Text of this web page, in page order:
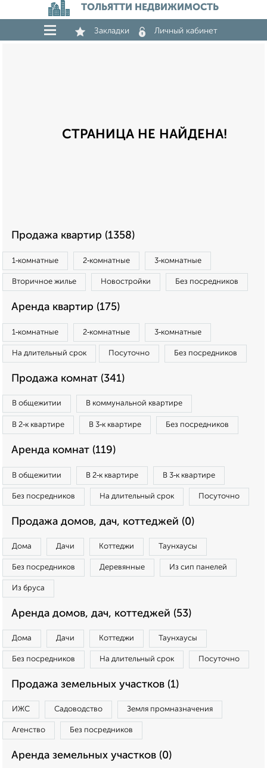
ТОЛЬЯТТИ НЕДВИЖИМОСТЬ
Закладки Личный кабинет
СТРАНИЦА НЕ НАЙДЕНА!
Продажа квартир (1358)
1‑комнатные 2‑комнатные 3‑комнатные
Вторичное жилье Новостройки Без посредников
Аренда квартир (175)
1‑комнатные 2‑комнатные 3‑комнатные
На длительный срок Посуточно Без посредников
Продажа комнат (341)
В общежитии В коммунальной квартире
В 2‑к квартире В 3‑к квартире Без посредников
Аренда комнат (119)
В общежитии В 2‑к квартире В 3‑к квартире
Без посредников На длительный срок Посуточно
Продажа домов, дач, коттеджей (0)
Дома Дачи Коттеджи Таунхаусы
Без посредников Деревянные Из сип панелей
Из бруса
Аренда домов, дач, коттеджей (53)
Дома Дачи Коттеджи Таунхаусы
Без посредников На длительный срок Посуточно
Продажа земельных участков (1)
ИЖС Садоводство Земля промназначения
Агенство Без посредников
Аренда земельных участков (0)